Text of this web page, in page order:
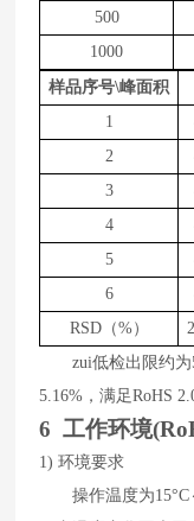
500
1000
样品序号\峰面积
1
2
3
4
5
6
RSD（%）
zui低检出限约为
5. 16% ，满足RoHS
6 工作环境(
1)环境要求
操作温度为15°C